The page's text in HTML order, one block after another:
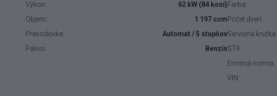
Výkon:
62 kW (84 koní)
Objem:
1 197 ccm
Prevodovka:
Automat / 5 stupňov
Palivo:
Benzín
Farba:
Počet dverí:
Servisná knižka:
STK:
Emisná norma:
VIN: